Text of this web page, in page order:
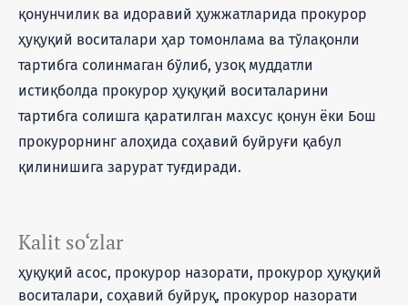
Kalit so‘zlar
ҳуқуқий асос, прокурор назорати, прокурор ҳуқуқий
воситалари, соҳавий буйруқ, прокурор назорати
қонунчилик ва идоравий ҳужжатларида прокурор
ҳуқуқий воситалари ҳар томонлама ва тўлақонли
тартибга солинмаган бўлиб, узоқ муддатли
истиқболда прокурор ҳуқуқий воситаларини
тартибга солишга қаратилган махсус қонун ёки Бош
прокурорнинг алоҳида соҳавий буйруғи қабул
қилинишига зарурат туғдиради.